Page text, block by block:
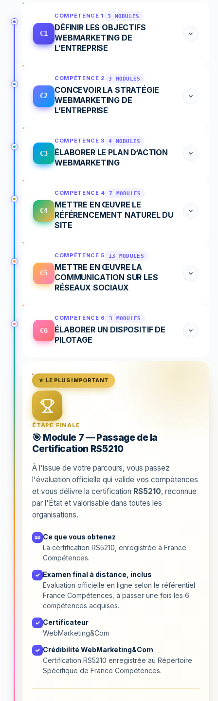
C1
COMPÉTENCE 1 3 MODULES
DÉFINIR LES OBJECTIFS
WEBMARKETING DE
L’ENTREPRISE
C2
COMPÉTENCE 2 3 MODULES
CONCEVOIR LA STRATÉGIE
WEBMARKETING DE
L’ENTREPRISE
C3
COMPÉTENCE 3 4 MODULES
ÉLABORER LE PLAN D‘ACTION
WEBMARKETING
C4
COMPÉTENCE 4 7 MODULES
METTRE EN ŒUVRE LE
RÉFÉRENCEMENT NATUREL DU
SITE
C5
COMPÉTENCE 5 13 MODULES
METTRE EN ŒUVRE LA
COMMUNICATION SUR LES
RÉSEAUX SOCIAUX
C6
COMPÉTENCE 6 3 MODULES
ÉLABORER UN DISPOSITIF DE
PILOTAGE
★ LE PLUS IMPORTANT
ÉTAPE FINALE
🎯 Module 7 — Passage de la
Certification RS5210
À l'issue de votre parcours, vous passez
l'évaluation officielle qui valide vos compétences
et vous délivre la certification RS5210, reconnue
par l'État et valorisable dans toutes les
organisations.
📜 Ce que vous obtenez
La certification RS5210, enregistrée à France
Compétences.
✓ Examen final à distance, inclus
Évaluation officielle en ligne selon le référentiel
France Compétences, à passer une fois les 6
compétences acquises.
✓ Certificateur
WebMarketing&Com
✓ Crédibilité WebMarketing&Com
Certification RS5210 enregistrée au Répertoire
Spécifique de France Compétences.